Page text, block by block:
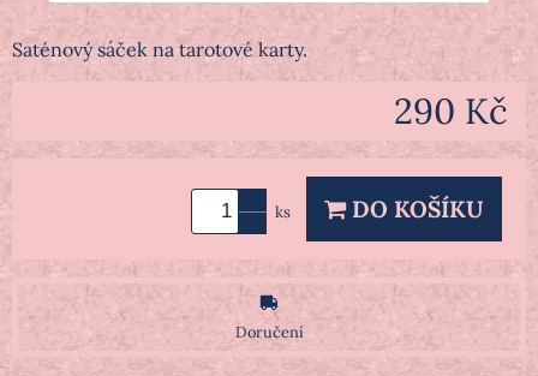
Saténový sáček na tarotové karty.
290 Kč
ks DO KOŠÍKU
Doručení